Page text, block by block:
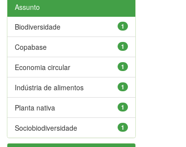
Assunto
1
Biodiversidade
1
Copabase
1
Economia circular
1
Indústria de alimentos
1
Planta nativa
1
Sociobiodiversidade